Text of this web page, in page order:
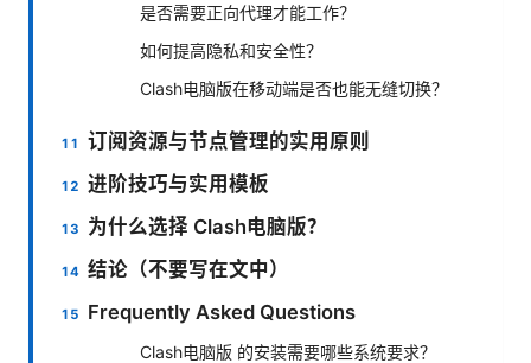
是否需要正向代理才能工作？
如何提高隐私和安全性？
Clash电脑版在移动端是否也能无缝切换？
订阅资源与节点管理的实用原则
进阶技巧与实用模板
为什么选择 Clash电脑版？
结论（不要写在文中）
Frequently Asked Questions
Clash电脑版 的安装需要哪些系统要求？